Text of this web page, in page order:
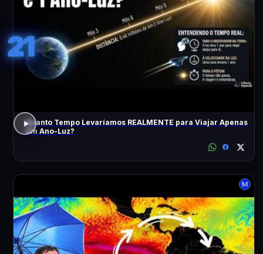
21
Quanto Tempo Levaríamos REALMENTE para Viajar Apenas
Um Ano-Luz?